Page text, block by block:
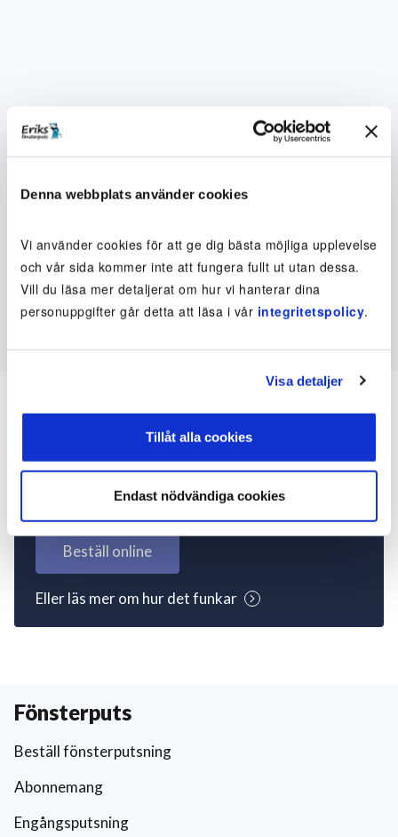
Denna webbplats använder cookies
Vi använder cookies för att ge dig bästa möjliga upplevelse
och vår sida kommer inte att fungera fullt ut utan dessa.
Vill du läsa mer detaljerat om hur vi hanterar dina
personuppgifter går detta att läsa i vår integritetspolicy.
Visa detaljer
Tillåt alla cookies
Endast nödvändiga cookies
Inte kund ännu? Kom
igång nu!
Beställ online
Eller läs mer om hur det funkar
Fönsterputs
Beställ fönsterputsning
Abonnemang
Engångsputsning